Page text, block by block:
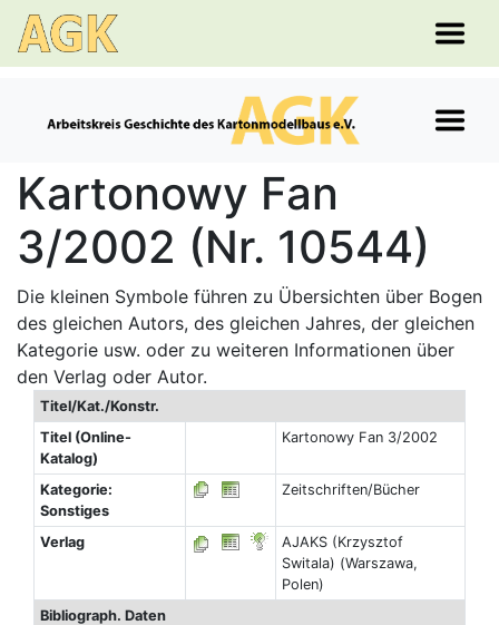
Kartonowy Fan
3/2002 (Nr. 10544)
Die kleinen Symbole führen zu Übersichten über Bogen
des gleichen Autors, des gleichen Jahres, der gleichen
Kategorie usw. oder zu weiteren Informationen über
den Verlag oder Autor.
Titel/Kat./Konstr.
Titel (Online-
Katalog)
Kartonowy Fan 3/2002
Kategorie:
Sonstiges
Zeitschriften/Bücher
Verlag
AJAKS (Krzysztof
Switala) (Warszawa,
Polen)
Bibliograph. Daten